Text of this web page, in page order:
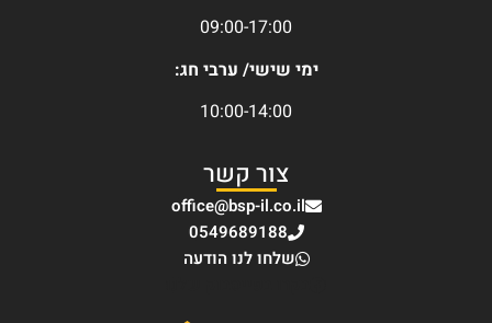
09:00-17:00
ימי שישי/ ערבי חג:
10:00-14:00
צור קשר
office@bsp-il.co.il
0549689188
שלחו לנו הודעה